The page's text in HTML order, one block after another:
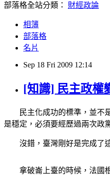
部落格全站分類： 財經政論
相簿
部落格
名片
Sep 18 Fri 2009 12:14
[知識] 民主政權
民主化成功的標準，並不是
是穩定，必須要經歷過兩次政
沒錯，臺灣剛好是完成了這
拿破崙上臺的時候，法國根